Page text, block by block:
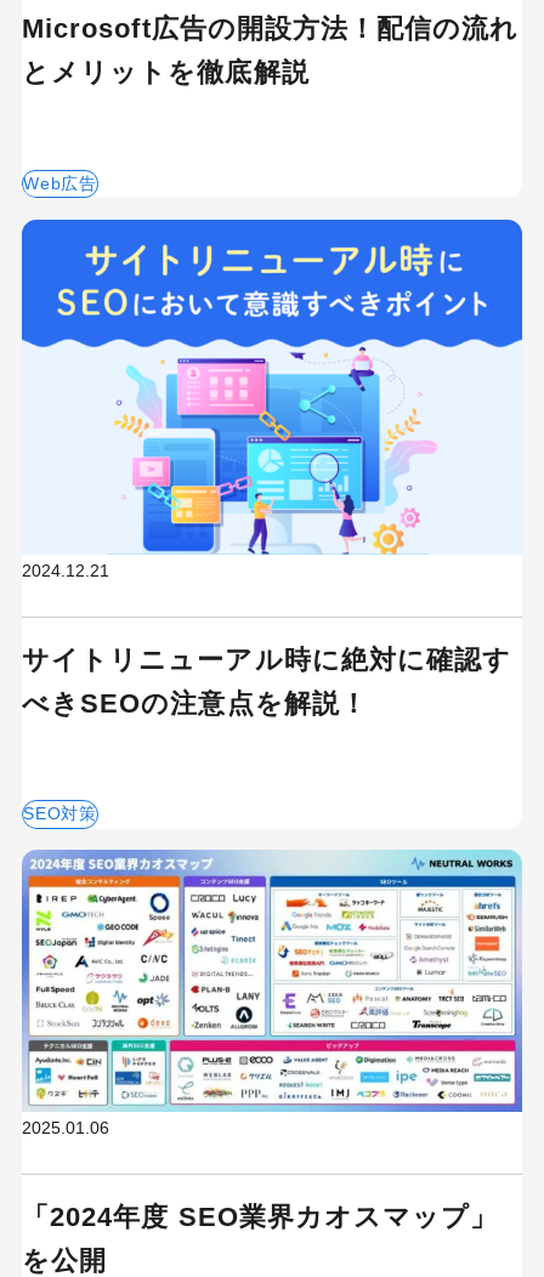
Microsoft広告の開設方法！配信の流れ
とメリットを徹底解説
Web広告
2024.12.21
サイトリニューアル時に絶対に確認す
べきSEOの注意点を解説！
SEO対策
2025.01.06
「2024年度 SEO業界カオスマップ」
を公開